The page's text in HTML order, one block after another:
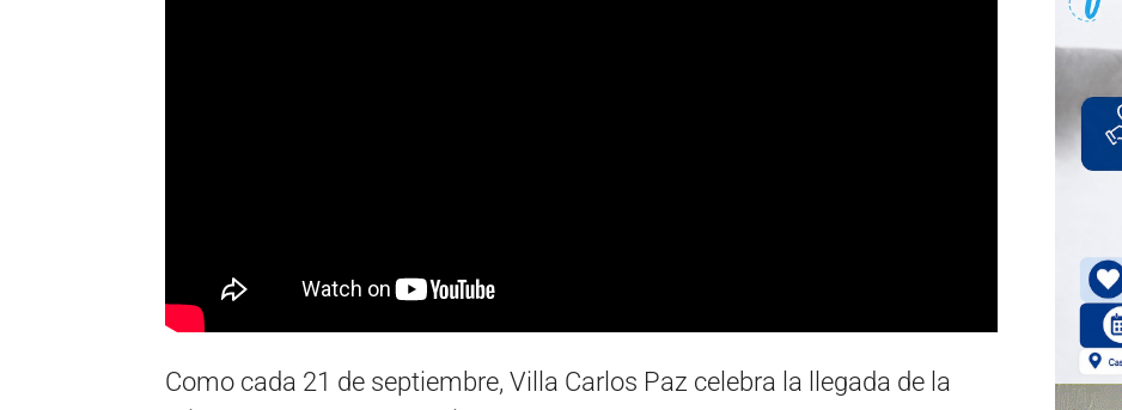
Como cada 21 de septiembre, Villa Carlos Paz celebra la llegada de la